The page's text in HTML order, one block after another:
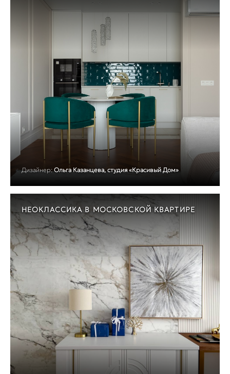
Дизайнер: Ольга Казанцева, студия «Красивый Дом»
НЕОКЛАССИКА В МОСКОВСКОЙ КВАРТИРЕ